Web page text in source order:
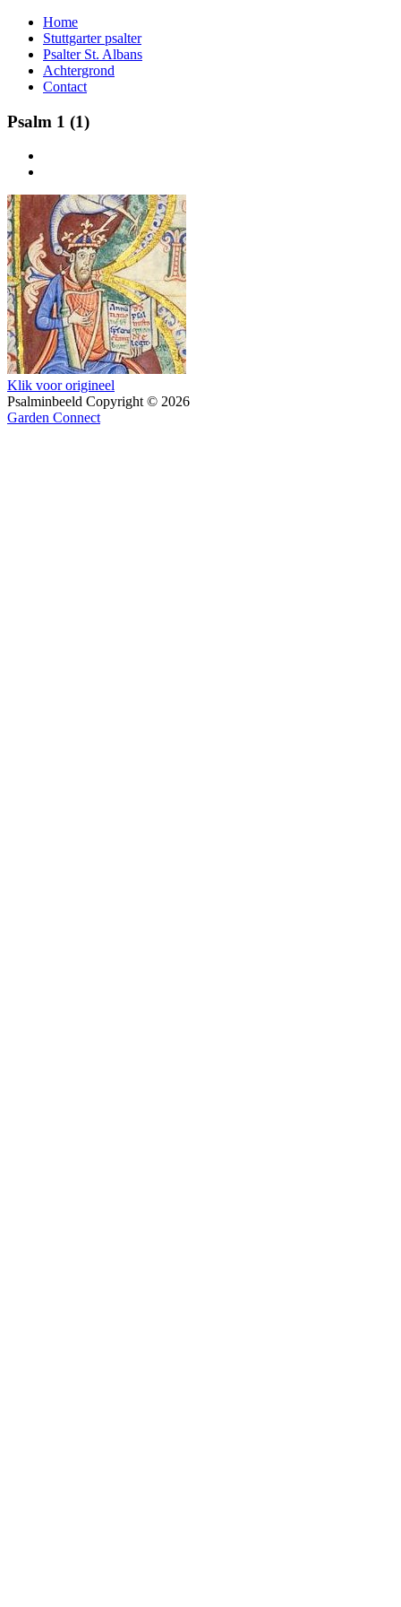
Home
Stuttgarter psalter
Psalter St. Albans
Achtergrond
Contact
Psalm 1 (1)
Klik voor origineel
Psalminbeeld Copyright © 2026
Garden Connect